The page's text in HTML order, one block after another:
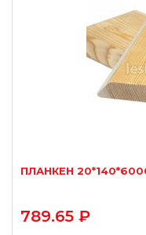
ПЛАНКЕН
789.65 ₽